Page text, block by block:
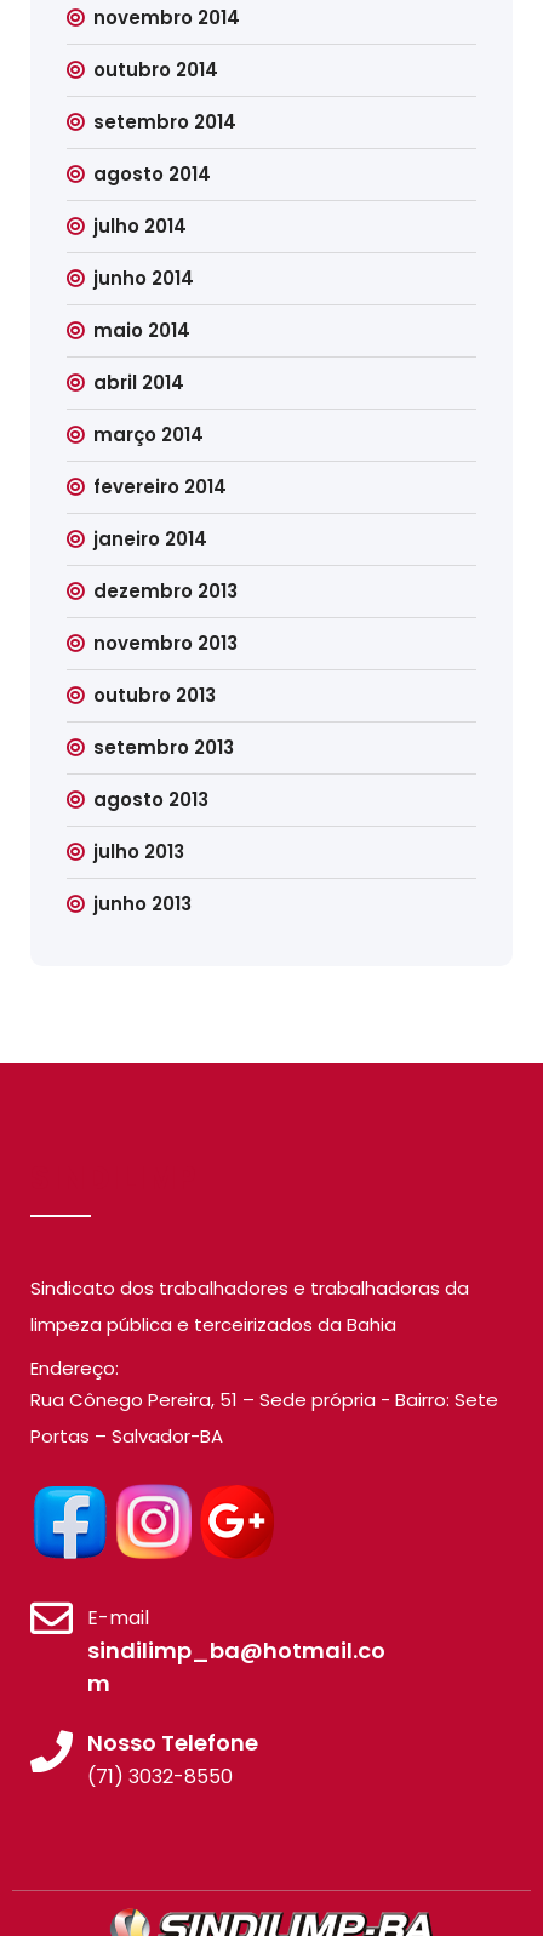
novembro 2014
outubro 2014
setembro 2014
agosto 2014
julho 2014
junho 2014
maio 2014
abril 2014
março 2014
fevereiro 2014
janeiro 2014
dezembro 2013
novembro 2013
outubro 2013
setembro 2013
agosto 2013
julho 2013
junho 2013
Sindicato dos trabalhadores e trabalhadoras da
limpeza pública e terceirizados da Bahia
Endereço:
Rua Cônego Pereira, 51 – Sede própria - Bairro: Sete
Portas – Salvador-BA
E-mail
sindilimp_ba@hotmail.co
m
Nosso Telefone
(71) 3032-8550